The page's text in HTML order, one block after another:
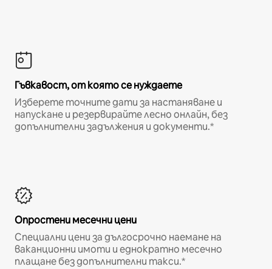
Гъвкавост, от която се нуждаете
Изберете точните дати за настаняване и
напускане и резервирайте лесно онлайн, без
допълнителни задължения и документи.*
Опростени месечни цени
Специални цени за дългосрочно наемане на
ваканционни имоти и еднократно месечно
плащане без допълнителни такси.*